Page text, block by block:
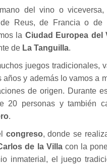
del vino o
Reus, de Francia o de
la Ciudad Europea del
de La Tanguilla.
juegos tradicionales,
y además lo vamos a
de origen. Durante
20 personas y también
.
congreso, donde se
de la Villacon la
inmaterial, el juego